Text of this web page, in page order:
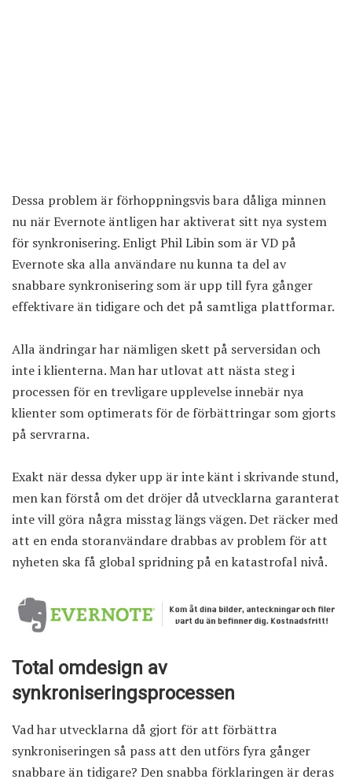
Dessa problem är förhoppningsvis bara dåliga minnen
nu när Evernote äntligen har aktiverat sitt nya system
för synkronisering. Enligt Phil Libin som är VD på
Evernote ska alla användare nu kunna ta del av
snabbare synkronisering som är upp till fyra gånger
effektivare än tidigare och det på samtliga plattformar.
Alla ändringar har nämligen skett på serversidan och
inte i klienterna. Man har utlovat att nästa steg i
processen för en trevligare upplevelse innebär nya
klienter som optimerats för de förbättringar som gjorts
på servrarna.
Exakt när dessa dyker upp är inte känt i skrivande stund,
men kan förstå om det dröjer då utvecklarna garanterat
inte vill göra några misstag längs vägen. Det räcker med
att en enda storanvändare drabbas av problem för att
nyheten ska få global spridning på en katastrofal nivå.
Total omdesign av
synkroniseringsprocessen
Vad har utvecklarna då gjort för att förbättra
synkroniseringen så pass att den utförs fyra gånger
snabbare än tidigare? Den snabba förklaringen är deras